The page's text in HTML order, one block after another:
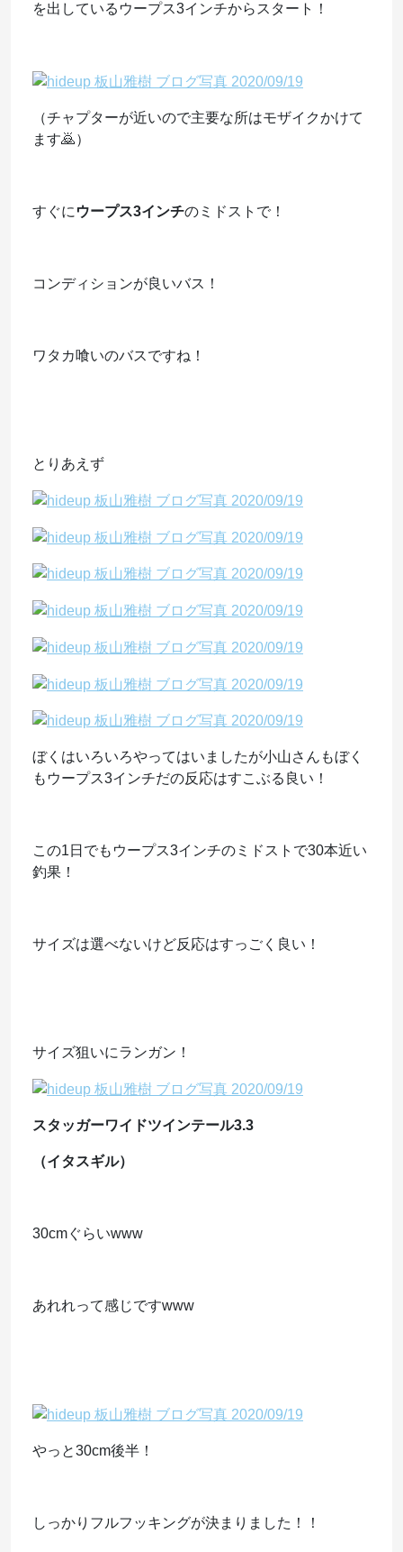
を出しているウープス3インチからスタート！
（チャプターが近いので主要な所はモザイクかけて
ます🙇）
すぐに ウープス3インチのミドストで！
コンディションが良いバス！
ワタカ喰いのバスですね！
とりあえず
ぼくはいろいろやってはいましたが小山さんもぼく
もウープス3インチだの反応はすこぶる良い！
この1日でもウープス3インチのミドストで30本近い
釣果！
サイズは選べないけど反応はすっごく良い！
サイズ狙いにランガン！
スタッガーワイドツインテール3.3
（イタスギル）
30cmぐらいwww
あれれって感じですwww
やっと30cm後半！
しっかりフルフッキングが決まりました！！